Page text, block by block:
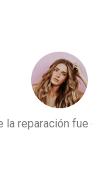
reparación fue